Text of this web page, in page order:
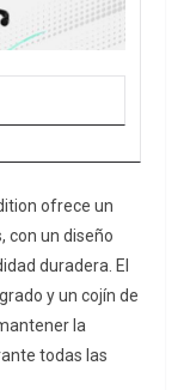
ofrece un
con un diseño
duradera. El
y un cojín de
la
todas las